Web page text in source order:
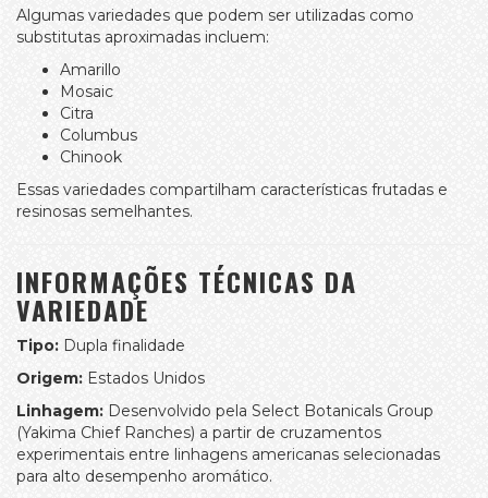
Algumas variedades que podem ser utilizadas como
substitutas aproximadas incluem:
Amarillo
Mosaic
Citra
Columbus
Chinook
Essas variedades compartilham características frutadas e
resinosas semelhantes.
INFORMAÇÕES TÉCNICAS DA
VARIEDADE
Tipo: Dupla finalidade
Origem: Estados Unidos
Linhagem: Desenvolvido pela Select Botanicals Group
(Yakima Chief Ranches) a partir de cruzamentos
experimentais entre linhagens americanas selecionadas
para alto desempenho aromático.